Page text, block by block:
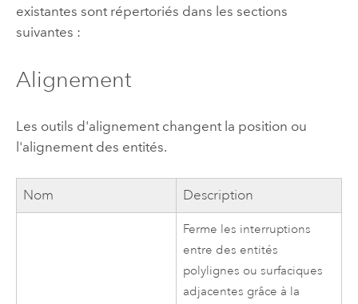
existantes sont répertoriés dans les sections
suivantes :
Alignement
Les outils d'alignement changent la position ou
l'alignement des entités.
Nom Description
Ferme les interruptions
entre des entités
polylignes ou surfaciques
adjacentes grâce à la